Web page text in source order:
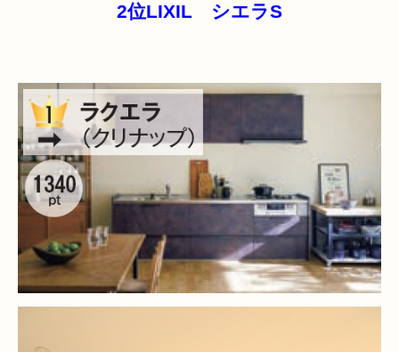
2位LIXIL シエラS